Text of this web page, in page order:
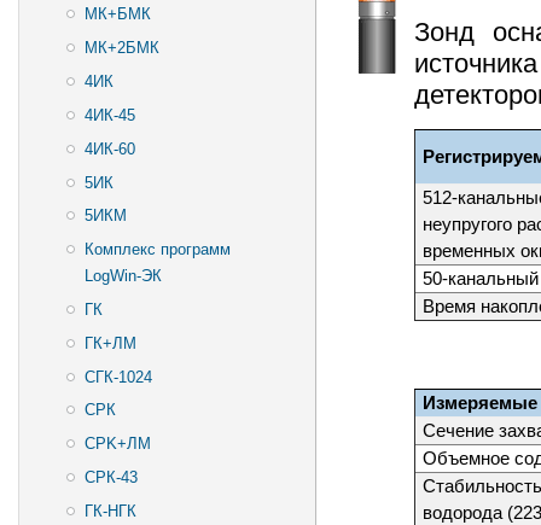
МК+БМК
МК+2БМК
4ИК
4ИК-45
4ИК-60
5ИК
5ИКМ
Комплекс программ
LogWin-ЭК
ГК
ГК+ЛМ
СГК-1024
СРК
CPK+ЛМ
СРК-43
ГК-НГК
Зонд
512-
неупругого
временных
50-
Время
Измеряемые
Сечение
Объемное
водорода